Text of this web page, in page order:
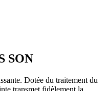
SON
Dotée du traitement du